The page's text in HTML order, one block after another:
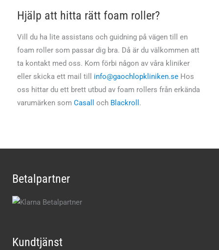
Hjälp att hitta rätt foam roller?
Vill du ha lite assistans och guidning på vägen till en
foam roller som passar dig bra. Då är du välkommen att
ta kontakt med oss. Kom förbi någon av våra kliniker
eller skicka ett mail till info@gaochlopkliniken.se Hos
oss hittar du ett brett utbud av foam rollers från erkända
varumärken som Casall och Blackroll .
Betalpartner
Kundtjänst